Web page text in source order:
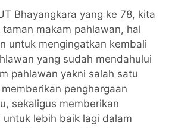
Bhayangkara yang ke 78, kita
makam pahlawan, hal
untuk mengingatkan kembali
yang sudah mendahului
pahlawan yakni salah satu
penghargaan
sekaligus memberikan
lebih baik lagi dalam